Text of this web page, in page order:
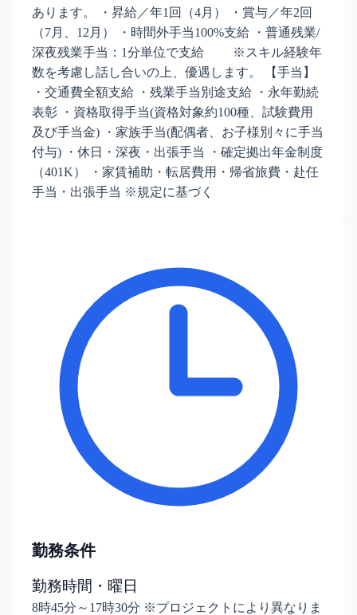
あります。 ・昇給／年1回（4月） ・賞与／年2回
（7月、12月） ・時間外手当100%支給 ・普通残業/
深夜残業手当：1分単位で支給 ※スキル経験年
数を考慮し話し合いの上、優遇します。 【手当】
・交通費全額支給 ・残業手当別途支給 ・永年勤続
表彰 ・資格取得手当(資格対象約100種、試験費用
及び手当金) ・家族手当(配偶者、お子様別々に手当
付与) ・休日・深夜・出張手当 ・確定拠出年金制度
（401K） ・家賃補助・転居費用・帰省旅費・赴任
手当・出張手当 ※規定に基づく
勤務条件
勤務時間・曜日
8時45分～17時30分 ※プロジェクトにより異なりま